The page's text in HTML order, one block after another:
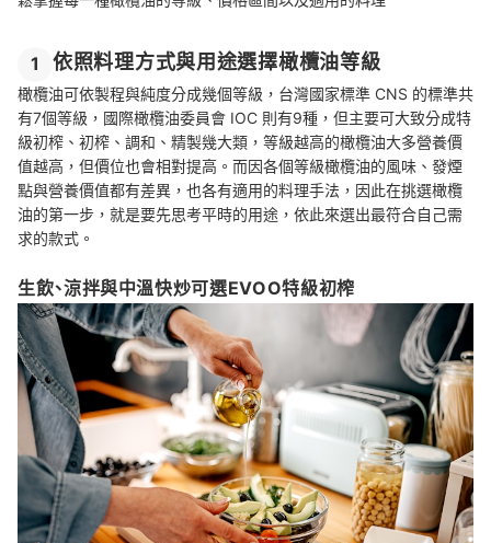
1 依照料理方式與用途選擇橄欖油等級
橄欖油可依製程與純度分成幾個等級，台灣國家標準 CNS 的標準共
有7個等級，國際橄欖油委員會 IOC 則有9種，但主要可大致分成特
級初榨、初榨、調和、精製幾大類，等級越高的橄欖油大多營養價
值越高，但價位也會相對提高。而因各個等級橄欖油的風味、發煙
點與營養價值都有差異，也各有適用的料理手法，因此在挑選橄欖
油的第一步，就是要先思考平時的用途，依此來選出最符合自己需
求的款式。
生飲、涼拌與中溫快炒可選EVOO特級初榨